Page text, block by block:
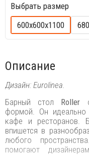
Выбрать размер
600х600х1100
Описание
Дизайн: Eurolinea.
Барный стол Roller
формой. Он идеально
кафе и ресторанов.
впишется в
любого
помогают